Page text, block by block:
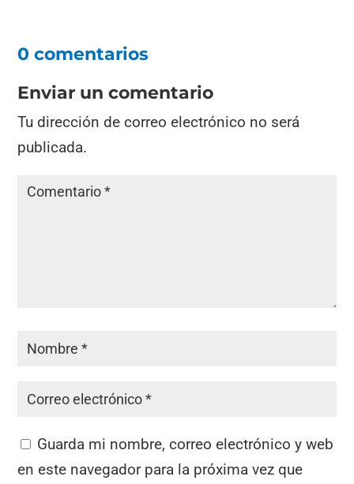
0 comentarios
Enviar un comentario
Tu dirección de correo electrónico no será
publicada.
Guarda mi nombre, correo electrónico y web
en este navegador para la próxima vez que